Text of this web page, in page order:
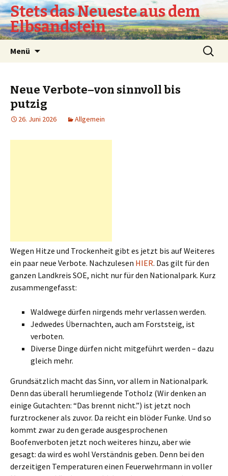
Stets das Neueste aus dem
Elbsandstein
Menü
Suchen
nach:
Neue Verbote–von sinnvoll bis
putzig
26. Juni 2026 Allgemein
Wegen Hitze und Trockenheit gibt es jetzt bis auf Weiteres
ein paar neue Verbote. Nachzulesen HIER. Das gilt für den
ganzen Landkreis SOE, nicht nur für den Nationalpark. Kurz
zusammengefasst:
Waldwege dürfen nirgends mehr verlassen werden.
Jedwedes Übernachten, auch am Forststeig, ist
verboten.
Diverse Dinge dürfen nicht mitgeführt werden – dazu
gleich mehr.
Grundsätzlich macht das Sinn, vor allem in Nationalpark.
Denn das überall herumliegende Totholz (Wir denken an
einige Gutachten: “Das brennt nicht.”) ist jetzt noch
furztrockener als zuvor. Da reicht ein blöder Funke. Und so
kommt zwar zu den gerade ausgesprochenen
Boofenverboten jetzt noch weiteres hinzu, aber wie
gesagt: da wird es wohl Verständnis geben. Denn bei den
derzeitigen Temperaturen einen Feuerwehrmann in voller